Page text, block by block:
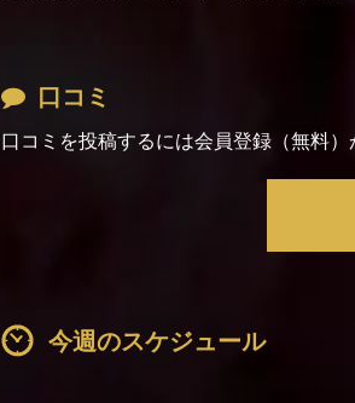
口コミ
口コミを投稿するには会員登録（無料）
今週のスケジュール